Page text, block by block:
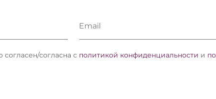
Email
согласна с политикой конфиденциальности и